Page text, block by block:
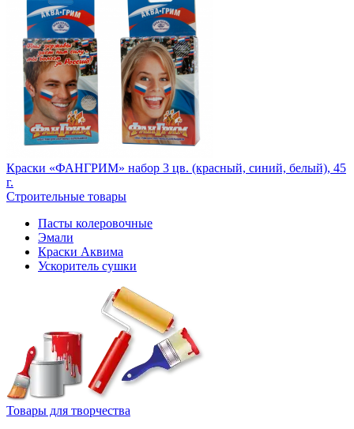
Краски «ФАНГРИМ» набор 3 цв. (красный, синий, белый), 45
г.
Строительные товары
Пасты колеровочные
Эмали
Краски Аквима
Ускоритель сушки
Товары для творчества